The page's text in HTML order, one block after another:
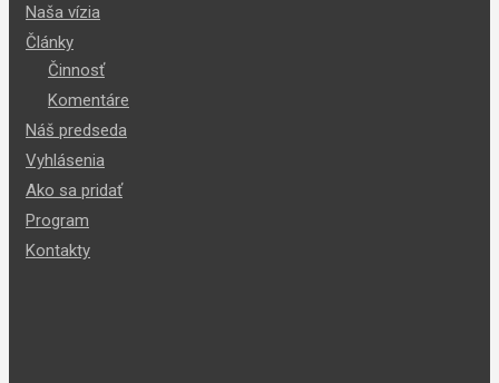
Naša vízia
Články
Činnosť
Komentáre
Náš predseda
Vyhlásenia
Ako sa pridať
Program
Kontakty